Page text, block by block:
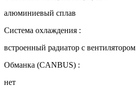
алюминиевый сплав
Система охлаждения :
встроенный радиатор с вентилятором
Обманка (CANBUS) :
нет